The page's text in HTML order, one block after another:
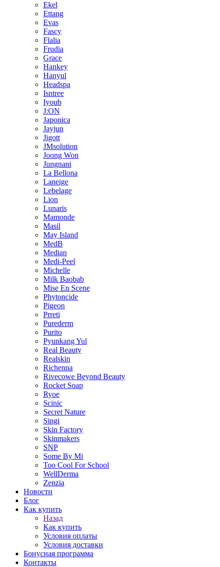
Ekel
Ettang
Evas
Fascy
Flalia
Frudia
Grace
Hankey
Hanyul
Headspa
Isntree
Iyoub
J:ON
Japonica
Jayjun
Jigott
JMsolution
Joong Won
Jungnani
La Bellona
Laneige
Lebelage
Lion
Lunaris
Mamonde
Masil
May Island
MedB
Median
Medi-Peel
Michelle
Milk Baobab
Mise En Scene
Phytoncide
Pigeon
Prreti
Purederm
Purito
Pyunkang Yul
Real Beauty
Realskin
Richenna
Rivecowe Beyond Beauty
Rocket Soap
Ryoe
Scinic
Secret Nature
Singi
Skin Factory
Skinmakers
SNP
Some By Mi
Too Cool For School
WellDerma
Zenzia
Новости
Блог
Как купить
Назад
Как купить
Условия оплаты
Условия доставки
Бонусная программа
Контакты